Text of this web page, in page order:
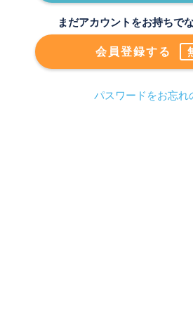
まだアカウントをお持ちで
会員登録する
パスワードをお忘れ